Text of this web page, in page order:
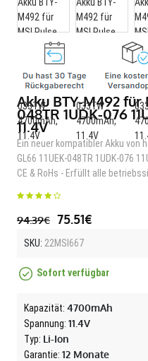
Akku BTY-M492 für
048TR 1UDK-076
11.4V
Ein neuer kompatibler Akku von
GL66 11UEK-048TR 1UDK-076
CE & RoHs - Erfüllt alle
94.39€ 75.51€
SKU: 22MSI667
Sofort verfügbar
Kapazität: 4700mAh
Spannung: 11.4V
Typ: Li-Ion
Garantie: 12 Monate